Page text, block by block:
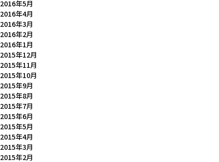
2016年5月
2016年4月
2016年3月
2016年2月
2016年1月
2015年12月
2015年11月
2015年10月
2015年9月
2015年8月
2015年7月
2015年6月
2015年5月
2015年4月
2015年3月
2015年2月